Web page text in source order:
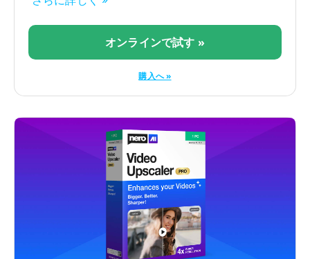
オンラインで試す »
購入へ »